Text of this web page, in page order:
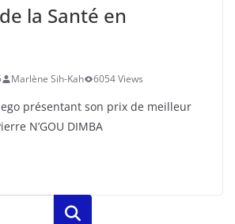
la Santé en
Marlène Sih-Kah 6054 Views
présentant son prix de meilleur
N’GOU DIMBA
Rechercher